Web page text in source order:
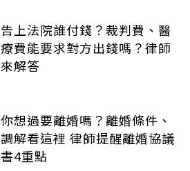
告上法院誰付錢？裁判費、醫
療費能要求對方出錢嗎？律師
來解答
你想過要離婚嗎？離婚條件、
調解看這裡 律師提醒離婚協議
書4重點